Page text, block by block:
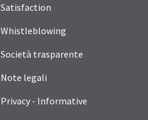
Satisfaction
Whistleblowing
Società trasparente
Note legali
Privacy - Informative